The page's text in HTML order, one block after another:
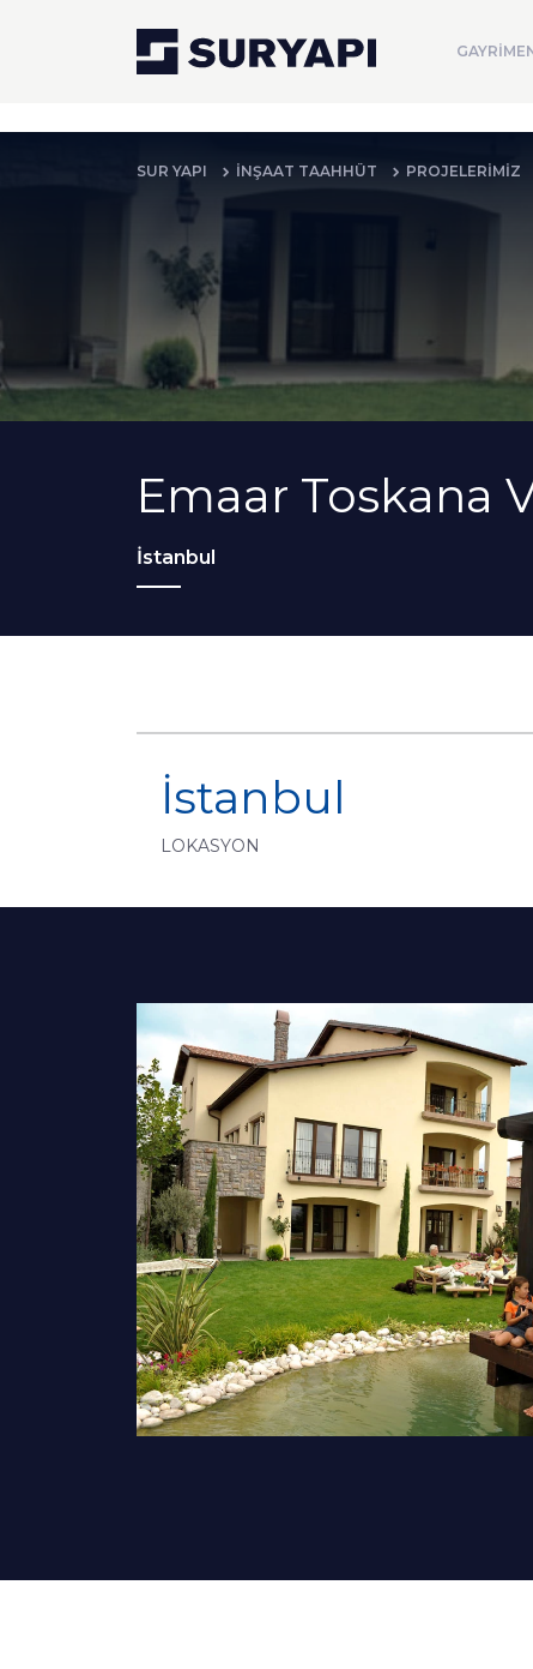
SUR YAPI İNŞAAT TAAHHÜT PROJELERİMİZ
Emaar Toskana
İstanbul
İstanbul
LOKASYON